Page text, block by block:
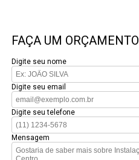
FAÇA UM ORÇAMENTO
Digite seu nome
Digite seu email
Digite seu telefone
Mensagem